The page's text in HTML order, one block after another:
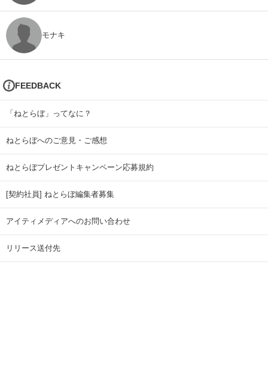
モナキ
FEEDBACK
「ねとらぼ」ってなに？
ねとらぼへのご意見・ご感想
ねとらぼプレゼントキャンペーン応募規約
[契約社員] ねとらぼ編集者募集
アイティメディアへのお問い合わせ
リリース送付先